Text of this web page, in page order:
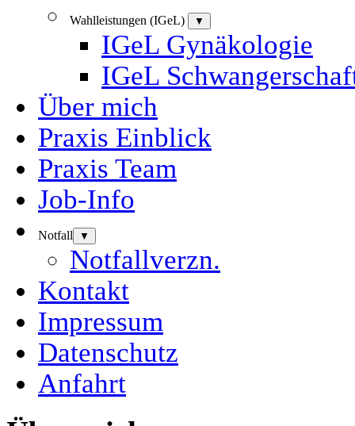
Wahlleistungen (IGeL) ▼
IGeL Gynäkologie
IGeL
Über mich
Praxis Einblick
Praxis Team
Job-Info
Notfall ▼
Notfallverzn.
Kontakt
Impressum
Datenschutz
Anfahrt